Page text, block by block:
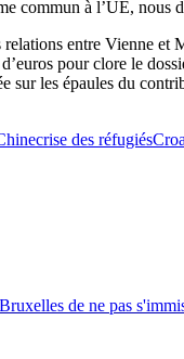
commun à l’UE, nous
relations entre Vienne
pour clore le
sur les épaules du
crise des réfugiés
de ne pas